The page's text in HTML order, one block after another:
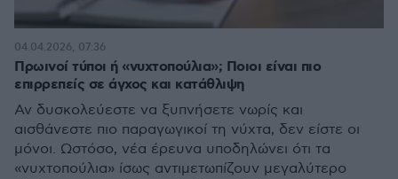
Πρωινοί τύποι ή «νυχτοπούλια»; Ποιοι είναι πιο
επιρρεπείς σε άγχος και κατάθλιψη
Αν δυσκολεύεστε να ξυπνήσετε νωρίς και
αισθάνεστε πιο παραγωγικοί τη νύχτα, δεν είστε οι
μόνοι. Ωστόσο, νέα έρευνα υποδηλώνει ότι τα
«νυχτοπούλια» ίσως αντιμετωπίζουν μεγαλύτερο
04.04.2026, 07:36